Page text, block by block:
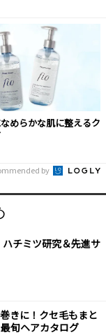
めらかな肌に整えるク
by
ハチミツ研究＆先進サ
きに！クセ毛もまと
旬ヘアカタログ